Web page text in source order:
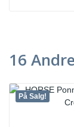
16
På Salg!